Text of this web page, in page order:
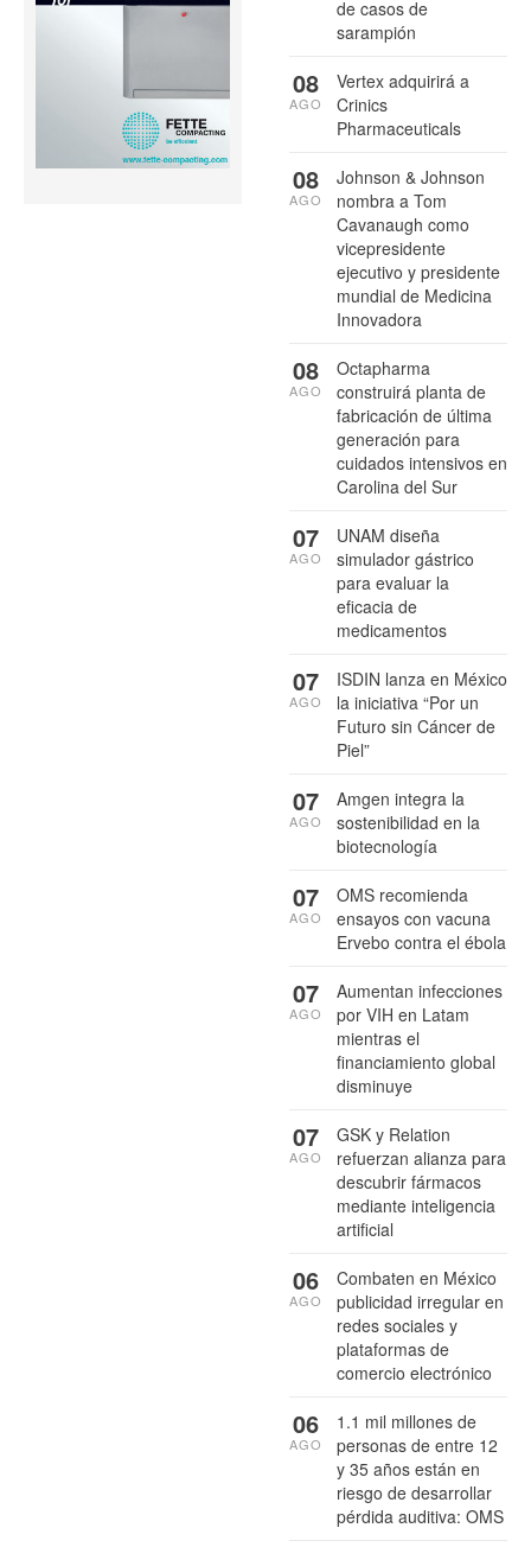
de casos de
sarampión
Vertex adquirirá a
Crinics
Pharmaceuticals
08
AGO
Johnson & Johnson
nombra a Tom
Cavanaugh como
vicepresidente
ejecutivo y presidente
mundial de Medicina
Innovadora
08
AGO
Octapharma
construirá planta de
fabricación de última
generación para
cuidados intensivos en
Carolina del Sur
08
AGO
UNAM diseña
simulador gástrico
para evaluar la
eficacia de
medicamentos
07
AGO
ISDIN lanza en México
la iniciativa “Por un
Futuro sin Cáncer de
Piel”
07
AGO
Amgen integra la
sostenibilidad en la
biotecnología
07
AGO
OMS recomienda
ensayos con vacuna
Ervebo contra el ébola
07
AGO
Aumentan infecciones
por VIH en Latam
mientras el
financiamiento global
disminuye
07
AGO
GSK y Relation
refuerzan alianza para
descubrir fármacos
mediante inteligencia
artificial
07
AGO
Combaten en México
publicidad irregular en
redes sociales y
plataformas de
comercio electrónico
06
AGO
1.1 mil millones de
personas de entre 12
y 35 años están en
riesgo de desarrollar
pérdida auditiva: OMS
06
AGO